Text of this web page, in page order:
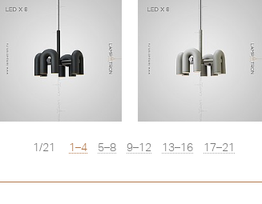
1/21 1–4 5–8 9–12 13–16 17–21